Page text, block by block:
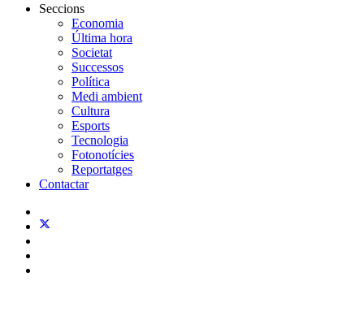
Seccions
Economia
Última hora
Societat
Successos
Política
Medi ambient
Cultura
Esports
Tecnologia
Fotonotícies
Reportatges
Contactar